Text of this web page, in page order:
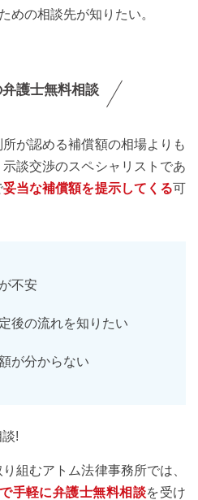
めの相談先が知りたい。
護士無料相談
が認める補償額の相場よりも
談交渉のスペシャリストであ
妥当な補償額を提示してくる可
不安
後の流れを知りたい
が分からない
!
組むアトム法律事務所では、
手軽に弁護士無料相談を受け